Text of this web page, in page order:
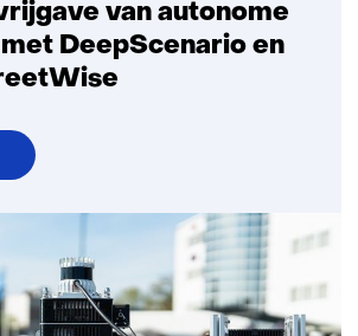
van autonome
DeepScenario en